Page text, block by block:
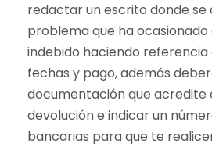
redactar un escrito donde se
problema que ha ocasionado
indebido haciendo referencia
fechas y pago, además
documentación que acredite
devolución e indicar un
bancarias para que te